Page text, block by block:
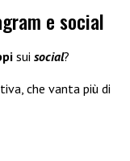
e social
sui social?
che vanta più di